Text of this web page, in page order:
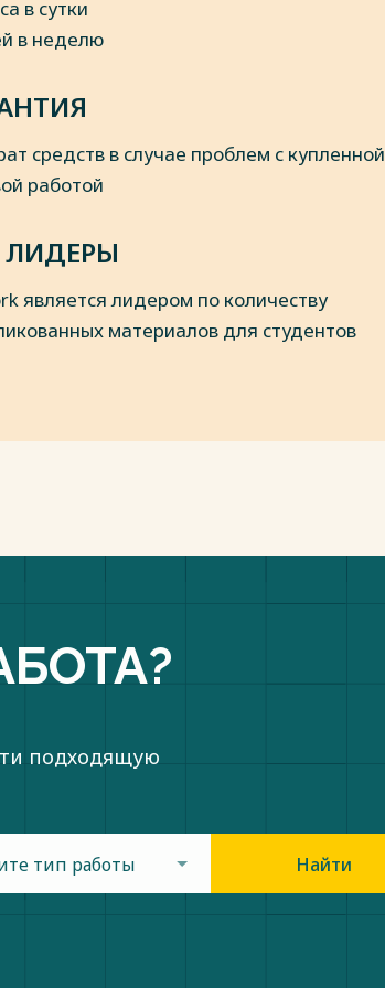
в сутки
в неделю
средств в случае проблем с купленной
работой
является лидером по количеству
материалов для студентов
подходящую
тип работы Найти